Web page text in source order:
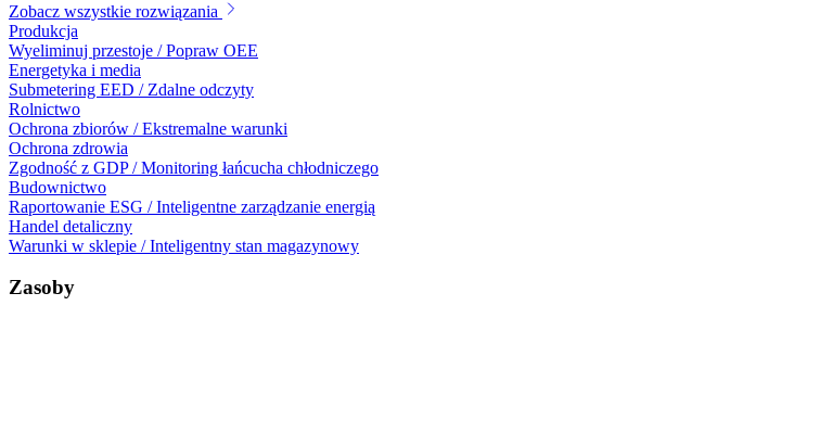
Zobacz wszystkie rozwiązania
Produkcja
Wyeliminuj przestoje / Popraw OEE
Energetyka i media
Submetering EED / Zdalne odczyty
Rolnictwo
Ochrona zbiorów / Ekstremalne warunki
Ochrona zdrowia
Zgodność z GDP / Monitoring łańcucha chłodniczego
Budownictwo
Raportowanie ESG / Inteligentne zarządzanie energią
Handel detaliczny
Warunki w sklepie / Inteligentny stan magazynowy
Zasoby